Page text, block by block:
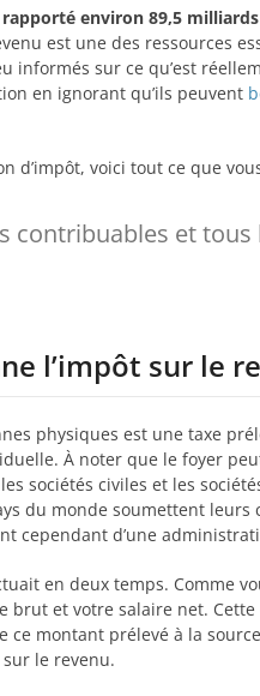
environ 89,5 milliards
est une des ressources
informés sur ce qu’est
en ignorant qu’ils peuvent
d’impôt, voici tout ce que
contribuables et
l’impôt sur le
physiques est une taxe
À noter que le foyer
sociétés civiles et les
du monde soumettent leurs
cependant d’une
en deux temps. Comme
brut et votre salaire net.
ce montant prélevé à la
le revenu.